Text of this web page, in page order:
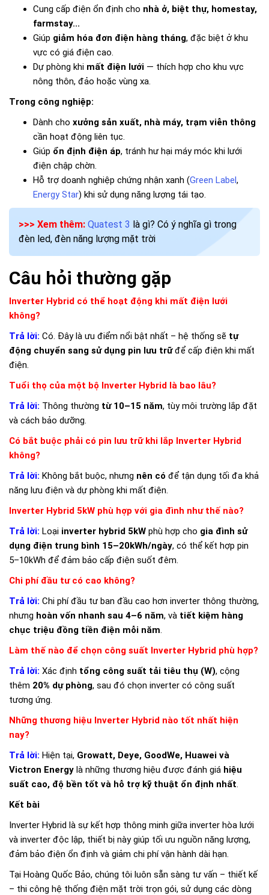
Cung cấp điện ổn định cho nhà ở, biệt thự, homestay,
farmstay...
Giúp giảm hóa đơn điện hàng tháng, đặc biệt ở khu
vực có giá điện cao.
Dự phòng khi mất điện lưới — thích hợp cho khu vực
nông thôn, đảo hoặc vùng xa.
Trong công nghiệp:
Dành cho xưởng sản xuất, nhà máy, trạm viễn thông
cần hoạt động liên tục.
Giúp ổn định điện áp, tránh hư hại máy móc khi lưới
điện chập chờn.
Hỗ trợ doanh nghiệp chứng nhận xanh (Green Label,
Energy Star) khi sử dụng năng lượng tái tạo.
>>> Xem thêm: Quatest 3 là gì? Có ý nghĩa gì trong
đèn led, đèn năng lượng mặt trời
Câu hỏi thường gặp
Inverter Hybrid có thể hoạt động khi mất điện lưới
không?
Trả lời: Có. Đây là ưu điểm nổi bật nhất – hệ thống sẽ tự
động chuyển sang sử dụng pin lưu trữđể cấp điện khi mất
điện.
Tuổi thọ của một bộ Inverter Hybrid là bao lâu?
Trả lời: Thông thường từ 10–15 năm, tùy môi trường lắp đặt
và cách bảo dưỡng.
Có bắt buộc phải có pin lưu trữ khi lắp Inverter Hybrid
không?
Trả lời: Không bắt buộc, nhưng nên có để tận dụng tối đa khả
năng lưu điện và dự phòng khi mất điện.
Inverter Hybrid 5kW phù hợp với gia đình như thế nào?
Trả lời: Loại inverter hybrid 5kW phù hợp cho gia đình sử
dụng điện trung bình 15–20kWh/ngày, có thể kết hợp pin
5–10kWh để đảm bảo cấp điện suốt đêm.
Chi phí đầu tư có cao không?
Trả lời: Chi phí đầu tư ban đầu cao hơn inverter thông thường,
nhưng hoàn vốn nhanh sau 4–6 năm, và tiết kiệm hàng
chục triệu đồng tiền điện mỗi năm
Làm thế nào để chọn công suất Inverter Hybrid phù hợp?
Trả lời: Xác định tổng công suất tải tiêu thụ (W), cộng
thêm 20% dự phòng, sau đó chọn inverter có công suất
tương ứng.
Những thương hiệu Inverter Hybrid nào tốt nhất hiện
nay?
Trả lời: Hiện tại, Growatt, Deye, GoodWe, Huawei và
Victron Energy là những thương hiệu được đánh giá hiệu
suất cao, độ bền tốt và hỗ trợ kỹ thuật ổn định nhất
Kết bài
Inverter Hybrid là sự kết hợp thông minh giữa inverter hòa lưới
và inverter độc lập, thiết bị này giúp tối ưu nguồn năng lượng,
đảm bảo điện ổn định và giảm chi phí vận hành dài hạn.
Tại Hoàng Quốc Bảo, chúng tôi luôn sẵn sàng tư vấn – thiết kế
– thi công hệ thống điện mặt trời trọn gói, sử dụng các dòng